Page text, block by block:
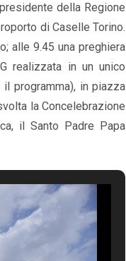
della Regione
di Caselle Torino.
alle 9.45 una preghiera
realizzata in un unico
programma), in piazza
la Concelebrazione
il Santo Padre Papa